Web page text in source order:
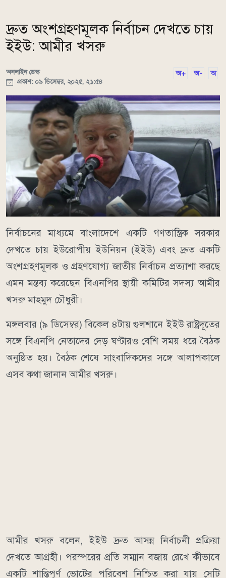
দ্রুত অংশগ্রহণমূলক নির্বাচন দেখতে চায়
ইইউ: আমীর খসরু
অনলাইন ডেস্ক
প্রকাশ: ০৯ ডিসেম্বর, ২০২৫, ২১:৫৪
অ+ অ- অ
নির্বাচনের মাধ্যমে বাংলাদেশে একটি গণতান্ত্রিক সরকার
দেখতে চায় ইউরোপীয় ইউনিয়ন (ইইউ) এবং দ্রুত একটি
অংশগ্রহণমূলক ও গ্রহণযোগ্য জাতীয় নির্বাচন প্রত্যাশা করছে
এমন মন্তব্য করেছেন বিএনপির স্থায়ী কমিটির সদস্য আমীর
খসরু মাহমুদ চৌধুরী।
মঙ্গলবার (৯ ডিসেম্বর) বিকেল ৪টায় গুলশানে ইইউ রাষ্ট্রদূতের
সঙ্গে বিএনপি নেতাদের দেড় ঘণ্টারও বেশি সময় ধরে বৈঠক
অনুষ্ঠিত হয়। বৈঠক শেষে সাংবাদিকদের সঙ্গে আলাপকালে
এসব কথা জানান আমীর খসরু।
আমীর খসরু বলেন, ইইউ দ্রুত আসন্ন নির্বাচনী প্রক্রিয়া
দেখতে আগ্রহী। পরস্পরের প্রতি সম্মান বজায় রেখে কীভাবে
একটি শান্তিপূর্ণ ভোটের পরিবেশ নিশ্চিত করা যায় সেটি